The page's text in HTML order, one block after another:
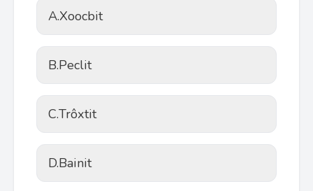
A.Xoocbit
B.Peclit
C.Trôxtit
D.Bainit